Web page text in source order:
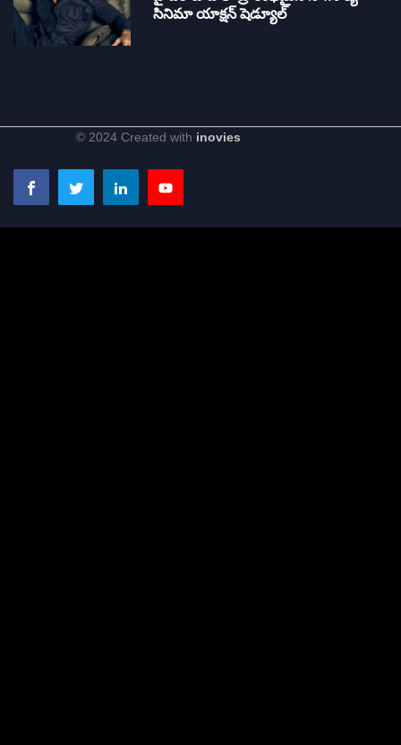
సినిమా యాక్షన్ షెడ్యూల్
© 2024 Created with inovies